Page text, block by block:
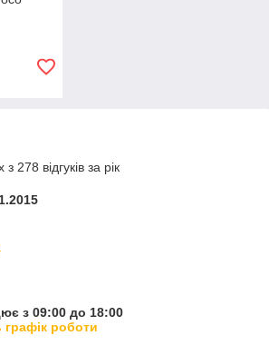
278 відгуків за рік
з 09:00 до 18:00
графік роботи